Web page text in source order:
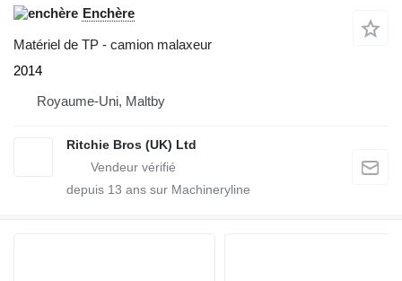
Enchère
Matériel de TP - camion malaxeur
2014
Royaume-Uni, Maltby
Ritchie Bros (UK) Ltd
depuis 13 ans sur Machineryline